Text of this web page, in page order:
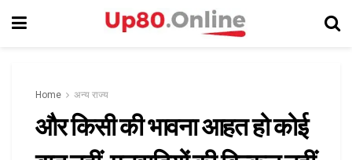
Home अन्य राज्य
और किसी की भावना आहत हो कोई